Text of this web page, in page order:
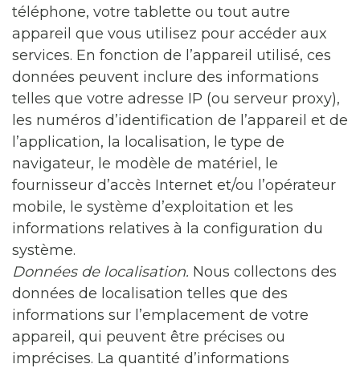
téléphone, votre tablette ou tout autre
appareil que vous utilisez pour accéder aux
services. En fonction de l’appareil utilisé, ces
données peuvent inclure des informations
telles que votre adresse IP (ou serveur proxy),
les numéros d’identification de l’appareil et de
l’application, la localisation, le type de
navigateur, le modèle de matériel, le
fournisseur d’accès Internet et/ou l’opérateur
mobile, le système d’exploitation et les
informations relatives à la configuration du
système.
Données de localisation. Nous collectons des
données de localisation telles que des
informations sur l’emplacement de votre
appareil, qui peuvent être précises ou
imprécises. La quantité d’informations